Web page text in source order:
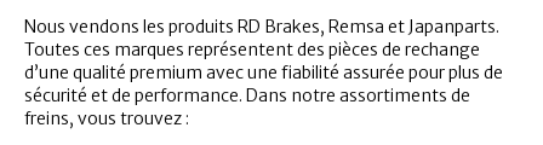
Nous vendons les produits RD Brakes, Remsa et Japanparts.
Toutes ces marques représentent des pièces de rechange
d’une qualité premium avec une fiabilité assurée pour plus de
sécurité et de performance. Dans notre assortiments de
freins, vous trouvez :